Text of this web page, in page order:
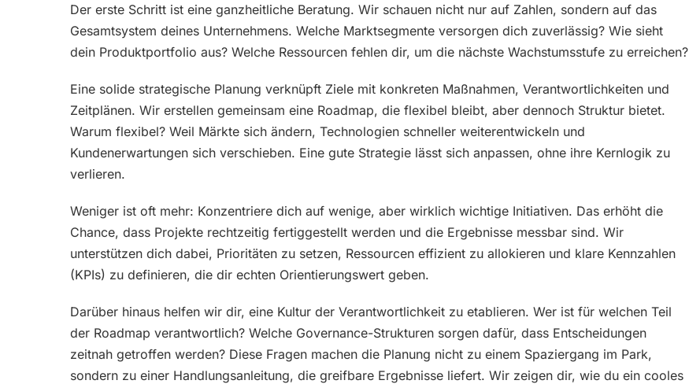
Der erste Schritt ist eine ganzheitliche Beratung. Wir schauen nicht nur auf Zahlen, sondern auf das
Gesamtsystem deines Unternehmens. Welche Marktsegmente versorgen dich zuverlässig? Wie sieht
dein Produktportfolio aus? Welche Ressourcen fehlen dir, um die nächste Wachstumsstufe zu erreichen?
Eine solide strategische Planung verknüpft Ziele mit konkreten Maßnahmen, Verantwortlichkeiten und
Zeitplänen. Wir erstellen gemeinsam eine Roadmap, die flexibel bleibt, aber dennoch Struktur bietet.
Warum flexibel? Weil Märkte sich ändern, Technologien schneller weiterentwickeln und
Kundenerwartungen sich verschieben. Eine gute Strategie lässt sich anpassen, ohne ihre Kernlogik zu
verlieren.
Weniger ist oft mehr: Konzentriere dich auf wenige, aber wirklich wichtige Initiativen. Das erhöht die
Chance, dass Projekte rechtzeitig fertiggestellt werden und die Ergebnisse messbar sind. Wir
unterstützen dich dabei, Prioritäten zu setzen, Ressourcen effizient zu allokieren und klare Kennzahlen
(KPIs) zu definieren, die dir echten Orientierungswert geben.
Darüber hinaus helfen wir dir, eine Kultur der Verantwortlichkeit zu etablieren. Wer ist für welchen Teil
der Roadmap verantwortlich? Welche Governance-Strukturen sorgen dafür, dass Entscheidungen
zeitnah getroffen werden? Diese Fragen machen die Planung nicht zu einem Spaziergang im Park,
sondern zu einer Handlungsanleitung, die greifbare Ergebnisse liefert. Wir zeigen dir, wie du ein cooles